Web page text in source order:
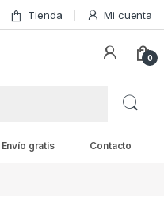
Tienda Mi cuenta
0
Envío gratis Contacto